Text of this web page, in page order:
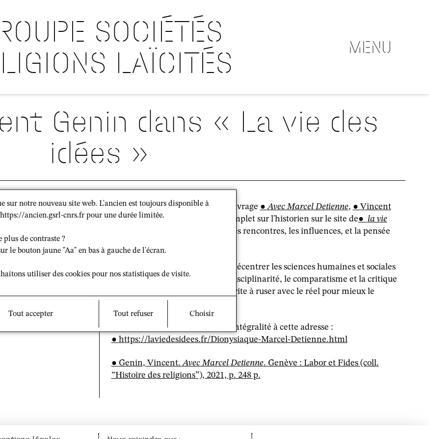
SOCIÉTÉS
LAÏCITÉS
MENU
Genin dans « La vie des
idées »
À l'occasion de la sortie de son ouvrage Avec Marcel Detienne,
Vincent
Genina publié un article très complet sur l'historien sur le site de
la vie
. Il y revient sur la vie, les rencontres, les influences, et la pensée
"Marcel Detienne a contribué à décentrer les sciences humaines et sociales
françaises en pratiquant l’interdisciplinarité, le comparatisme et la critique
de l’universalisme. Sa pensée invite à ruser avec le réel pour mieux le
L'article est accessible dans son intégralité à cette adresse :
https://laviedesidees.fr/Dionysiaque-Marcel-Detienne.html
Genin, Vincent.Avec Marcel Detienne. Genève : Labor et Fides (coll.
“Histoire des religions”), 2021, p. 248 p.
sur notre nouveau site web. L'ancien est toujours disponible à
https://ancien.gsrl-cnrs.fr pour une durée limitée.
plus de contraste ?
le bouton jaune "Aa" en bas à gauche de l'écran.
utiliser des cookies pour nos statistiques de visite.
Tout accepter Tout refuser Choisir